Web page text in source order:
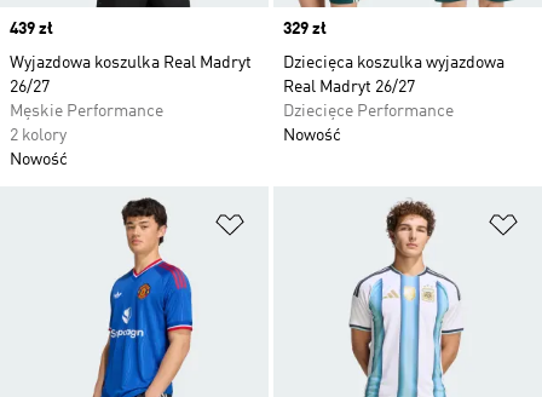
Price
439 zł
Wyjazdowa koszulka Real Madryt
26/27
Męskie Performance
2 kolory
Nowość
Price
329 zł
Dziecięca koszulka wyjazdowa
Real Madryt 26/27
Dziecięce Performance
Nowość
Dodaj do listy życzeń